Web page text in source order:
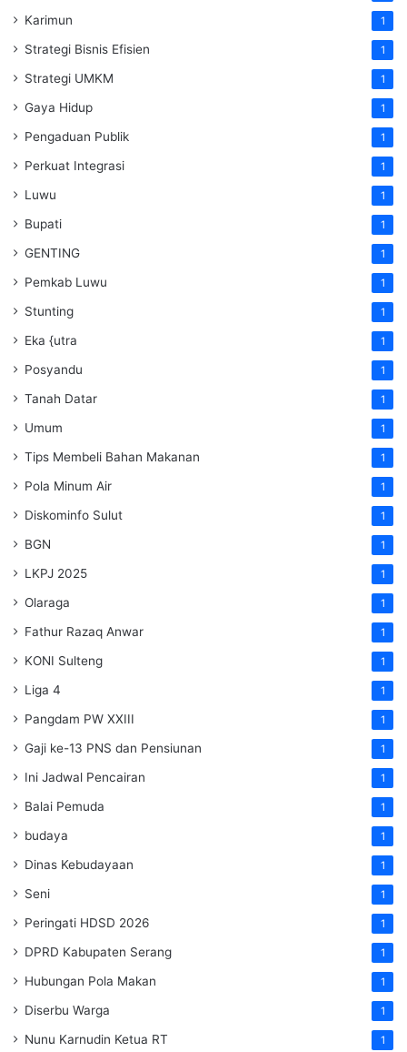
Karimun 1
Strategi Bisnis Efisien 1
Strategi UMKM 1
Gaya Hidup 1
Pengaduan Publik 1
Perkuat Integrasi 1
Luwu 1
Bupati 1
GENTING 1
Pemkab Luwu 1
Stunting 1
Eka {utra 1
Posyandu 1
Tanah Datar 1
Umum 1
Tips Membeli Bahan Makanan 1
Pola Minum Air 1
Diskominfo Sulut 1
BGN 1
LKPJ 2025 1
Olaraga 1
Fathur Razaq Anwar 1
KONI Sulteng 1
Liga 4 1
Pangdam PW XXIII 1
Gaji ke-13 PNS dan Pensiunan 1
Ini Jadwal Pencairan 1
Balai Pemuda 1
budaya 1
Dinas Kebudayaan 1
Seni 1
Peringati HDSD 2026 1
DPRD Kabupaten Serang 1
Hubungan Pola Makan 1
Diserbu Warga 1
Nunu Karnudin Ketua RT 1